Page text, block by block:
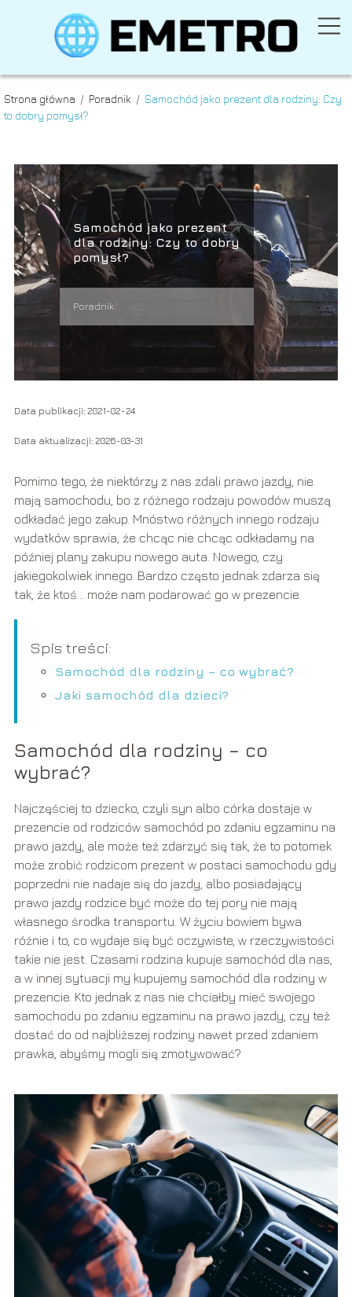
Strona główna / Poradnik / Samochód jako prezent dla rodziny: Czy
to dobry pomysł?
Samochód jako prezent
dla rodziny: Czy to dobry
pomysł?
Poradnik
Data publikacji: 2021-02-24
Data aktualizacji: 2026-03-31
Pomimo tego, że niektórzy z nas zdali prawo jazdy, nie
mają samochodu, bo z różnego rodzaju powodów muszą
odkładać jego zakup. Mnóstwo różnych innego rodzaju
wydatków sprawia, że chcąc nie chcąc odkładamy na
później plany zakupu nowego auta. Nowego, czy
jakiegokolwiek innego. Bardzo często jednak zdarza się
tak, że ktoś… może nam podarować go w prezencie.
Spis treści:
Samochód dla rodziny – co wybrać?
Jaki samochód dla dzieci?
Samochód dla rodziny – co
wybrać?
Najczęściej to dziecko, czyli syn albo córka dostaje w
prezencie od rodziców samochód po zdaniu egzaminu na
prawo jazdy, ale może też zdarzyć się tak, że to potomek
może zrobić rodzicom prezent w postaci samochodu gdy
poprzedni nie nadaje się do jazdy, albo posiadający
prawo jazdy rodzice być może do tej pory nie mają
własnego środka transportu. W życiu bowiem bywa
różnie i to, co wydaje się być oczywiste, w rzeczywistości
takie nie jest. Czasami rodzina kupuje samochód dla nas,
a w innej sytuacji my kupujemy samochód dla rodziny w
prezencie. Kto jednak z nas nie chciałby mieć swojego
samochodu po zdaniu egzaminu na prawo jazdy, czy też
dostać do od najbliższej rodziny nawet przed zdaniem
prawka, abyśmy mogli się zmotywować?